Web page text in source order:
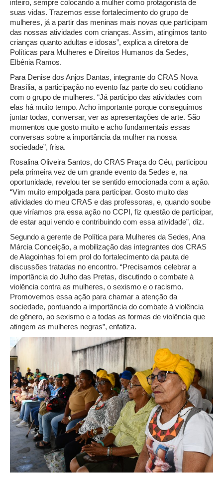
inteiro, sempre colocando a mulher como protagonista de
suas vidas. Trazemos esse fortalecimento do grupo de
mulheres, já a partir das meninas mais novas que participam
das nossas atividades com crianças. Assim, atingimos tanto
crianças quanto adultas e idosas”, explica a diretora de
Políticas para Mulheres e Direitos Humanos da Sedes,
Elbênia Ramos.
Para Denise dos Anjos Dantas, integrante do CRAS Nova
Brasília, a participação no evento faz parte do seu cotidiano
com o grupo de mulheres. “Já participo das atividades com
elas há muito tempo. Acho importante porque conseguimos
juntar todas, conversar, ver as apresentações de arte. São
momentos que gosto muito e acho fundamentais essas
conversas sobre a importância da mulher na nossa
sociedade”, frisa.
Rosalina Oliveira Santos, do CRAS Praça do Céu, participou
pela primeira vez de um grande evento da Sedes e, na
oportunidade, revelou ter se sentido emocionada com a ação.
“Vim muito empolgada para participar. Gosto muito das
atividades do meu CRAS e das professoras, e, quando soube
que viríamos pra essa ação no CCPI, fiz questão de participar,
de estar aqui vendo e contribuindo com essa atividade”, diz.
Segundo a gerente de Política para Mulheres da Sedes, Ana
Márcia Conceição, a mobilização das integrantes dos CRAS
de Alagoinhas foi em prol do fortalecimento da pauta de
discussões tratadas no encontro. “Precisamos celebrar a
importância do Julho das Pretas, discutindo o combate à
violência contra as mulheres, o sexismo e o racismo.
Promovemos essa ação para chamar a atenção da
sociedade, pontuando a importância do combate à violência
de gênero, ao sexismo e a todas as formas de violência que
atingem as mulheres negras”, enfatiza.